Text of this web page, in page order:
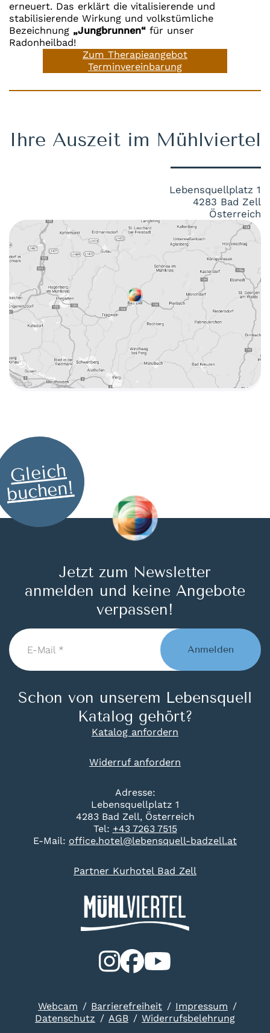
erneuert. Das erklärt die vitalisierende und
stabilisierende Wirkung und volkstümliche
Bezeichnung „Jungbrunnen“ für unser
Radonheilbad!
Zum Therapieangebot
Terminvereinbarung
Ihre Auszeit im Mühlviertel
Lebensquellplatz 1
4283 Bad Zell
Österreich
Gleich
buchen!
Adresse:
Lebensquellplatz 1
4283 Bad Zell, Österreich
Tel: +43 7263 7515
E-Mail: office.hotel@lebensquell-badzell.at
Partner Kurhotel Bad Zell
Jetzt zum Newsletter
anmelden und keine Angebote
verpassen!
E-
Mail
*
Anmelden
Schon von unserem Lebensquell
Katalog gehört?
Katalog anfordern
Widerruf anfordern
Webcam Barrierefreiheit
Impressum
Datenschutz
AGB Widerrufsbelehrung